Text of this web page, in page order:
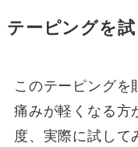
テーピングを
このテーピングを
痛みが軽くなる方
度、実際に試して